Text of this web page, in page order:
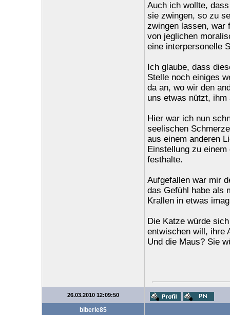
Auch ich wollte,
sie zwingen, so zu
zwingen lassen, war
von jeglichen
eine interpersonelle
Ich glaube, dass
Stelle noch einiges
da an, wo wir den
uns etwas nützt,
Hier war ich nun
seelischen
aus einem anderen
Einstellung zu
festhalte.
Aufgefallen war mir
das Gefühl habe als
Krallen in etwas
Die Katze würde
entwischen will, ihre
Und die Maus? Sie
26.03.2010 12:09:50
biberle85